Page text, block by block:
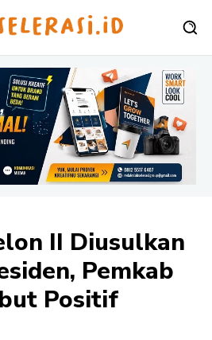
II Diusulkan
Pemkab
Positif